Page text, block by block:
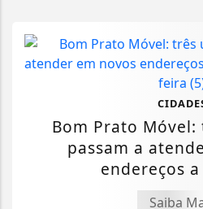
Bom Prato
passam a
endereços
Saiba